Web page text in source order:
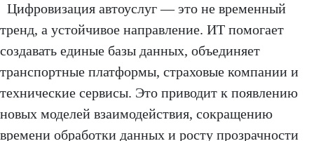
Цифровизация автоуслуг — это не временный
тренд, а устойчивое направление. ИТ помогает
создавать единые базы данных, объединяет
транспортные платформы, страховые компании и
технические сервисы. Это приводит к появлению
новых моделей взаимодействия, сокращению
времени обработки данных и росту прозрачности